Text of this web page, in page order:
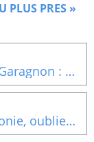
PLUS PRES »
Pensées revigorantes de François Garagnon : N° 377
Extraits de livres lus :Être en harmonie, oublier ses soucis, simplement vivre Oublier ses soucis V